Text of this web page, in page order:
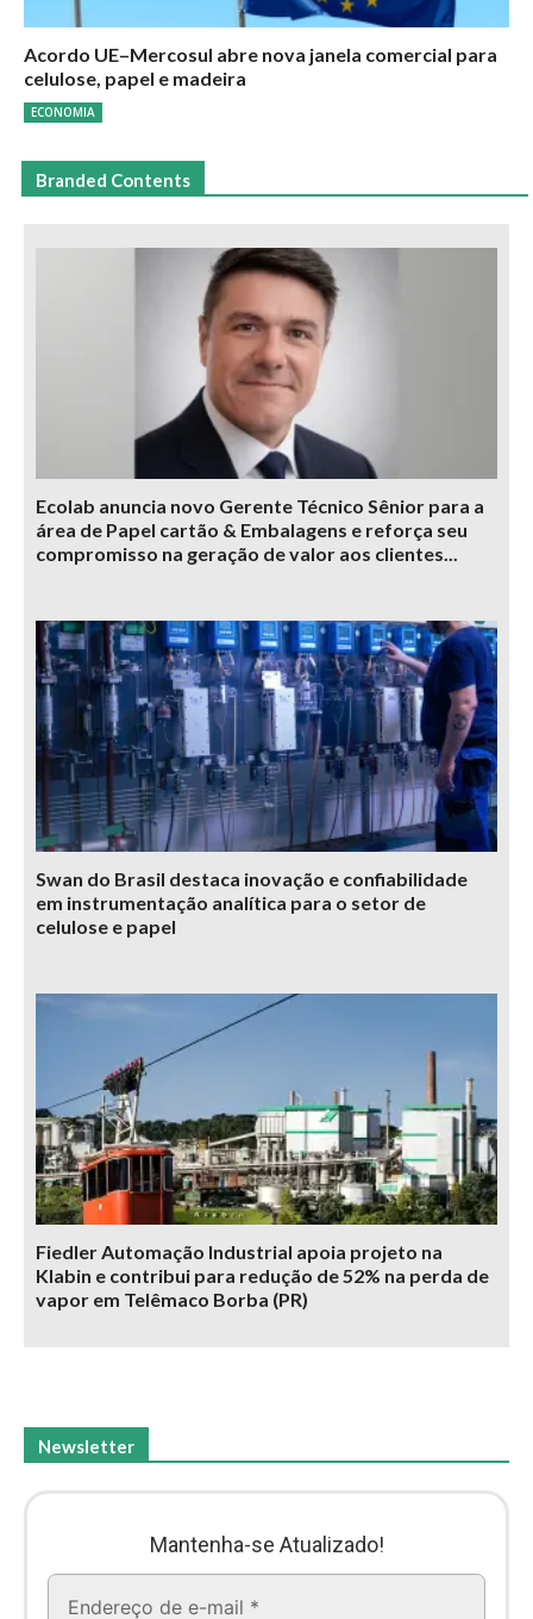
Acordo UE–Mercosul abre nova janela comercial para
celulose, papel e madeira
ECONOMIA
Branded Contents
Ecolab anuncia novo Gerente Técnico Sênior para a
área de Papel cartão & Embalagens e reforça seu
compromisso na geração de valor aos clientes...
Swan do Brasil destaca inovação e confiabilidade
em instrumentação analítica para o setor de
celulose e papel
Fiedler Automação Industrial apoia projeto na
Klabin e contribui para redução de 52% na perda de
vapor em Telêmaco Borba (PR)
Newsletter
Mantenha-se Atualizado!